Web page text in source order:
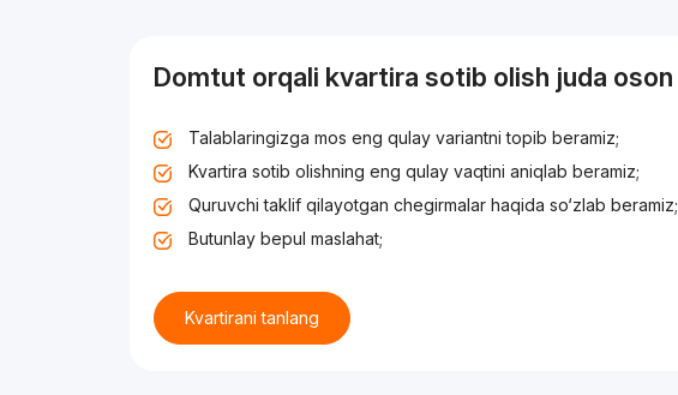
Domtut orqali kvartira sotib olish juda oson
Talablaringizga mos eng qulay variantni topib beramiz;
Kvartira sotib olishning eng qulay vaqtini aniqlab beramiz;
Quruvchi taklif qilayotgan chegirmalar haqida so‘zlab beramiz;
Butunlay bepul maslahat;
Kvartirani tanlang